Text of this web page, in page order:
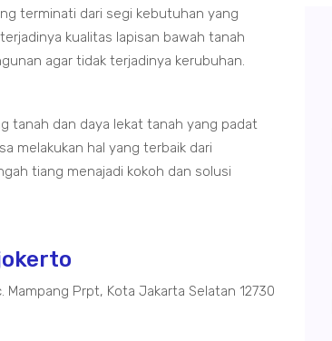
terminati dari segi kebutuhan yang
kualitas lapisan bawah tanah
agar tidak terjadinya kerubuhan.
tanah dan daya lekat tanah yang padat
melakukan hal yang terbaik dari
tiang menajadi kokoh dan solusi
Mampang Prpt, Kota Jakarta Selatan 12730